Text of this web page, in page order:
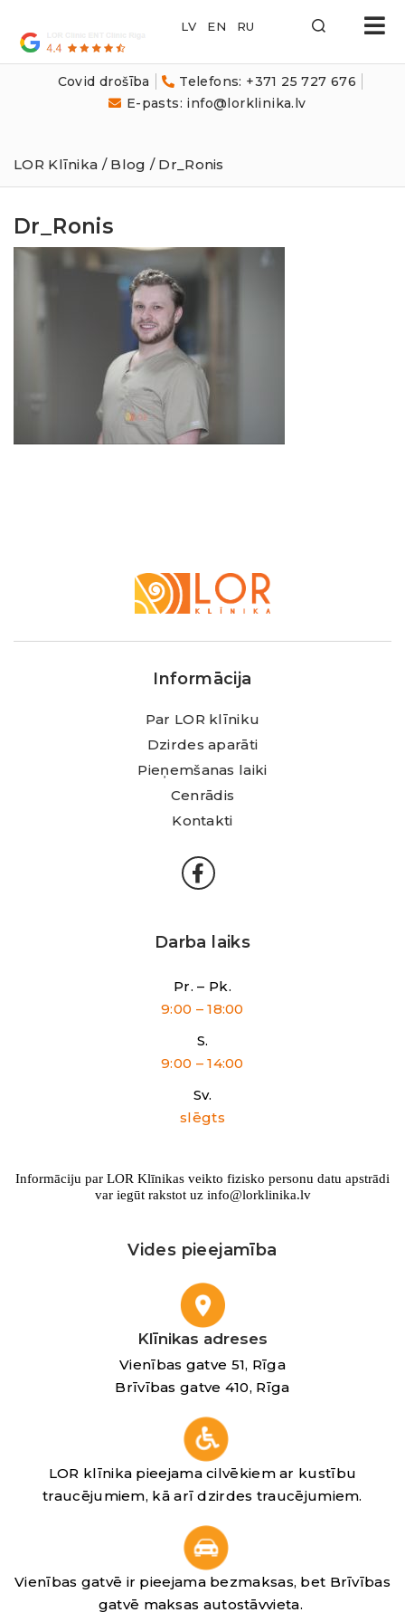
Covid drošība
Telefons: +371 25 727 676
E-pasts: info@lorklinika.lv
LOR
Klīnika
LOR Klīnika / Blog / Dr_Ronis
Dr_Ronis
Klīnika
Informācija
Par LOR klīniku
Dzirdes aparāti
Pieņemšanas laiki
Cenrādis
Kontakti
Darba laiks
Pr. – Pk.
9:00 – 18:00
S.
9:00 – 14:00
Sv.
slēgts
Informāciju par LOR Klīnikas veikto fizisko personu datu apstrādi
var iegūt rakstot uz info@lorklinika.lv
Vides pieejamība
Klīnikas adreses
Vienības gatve 51, Rīga
Brīvības gatve 410, Rīga
LOR klīnika pieejama cilvēkiem ar kustību
traucējumiem, kā arī dzirdes traucējumiem.
Vienības gatvē ir pieejama bezmaksas, bet Brīvības
gatvē maksas autostāvvieta.